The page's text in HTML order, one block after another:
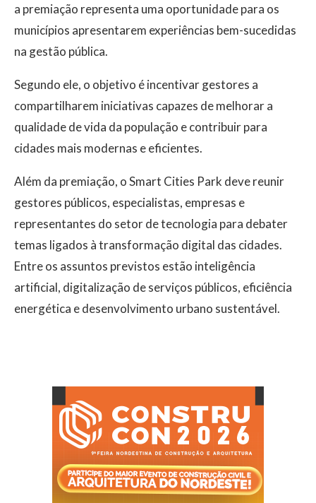
a premiação representa uma oportunidade para os
municípios apresentarem experiências bem-sucedidas
na gestão pública.
Segundo ele, o objetivo é incentivar gestores a
compartilharem iniciativas capazes de melhorar a
qualidade de vida da população e contribuir para
cidades mais modernas e eficientes.
Além da premiação, o Smart Cities Park deve reunir
gestores públicos, especialistas, empresas e
representantes do setor de tecnologia para debater
temas ligados à transformação digital das cidades.
Entre os assuntos previstos estão inteligência
artificial, digitalização de serviços públicos, eficiência
energética e desenvolvimento urbano sustentável.